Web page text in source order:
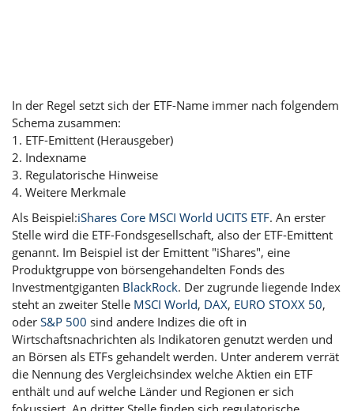
In der Regel setzt sich der ETF-Name immer nach folgendem
Schema zusammen:
1. ETF-Emittent (Herausgeber)
2. Indexname
3. Regulatorische Hinweise
4. Weitere Merkmale
Als Beispiel:iShares Core MSCI World UCITS ETF. An erster
Stelle wird die ETF-Fondsgesellschaft, also der ETF-Emittent
genannt. Im Beispiel ist der Emittent "iShares", eine
Produktgruppe von börsengehandelten Fonds des
Investmentgiganten BlackRock. Der zugrunde liegende Index
steht an zweiter Stelle MSCI World, DAX, EURO STOXX 50,
oder S&P 500 sind andere Indizes die oft in
Wirtschaftsnachrichten als Indikatoren genutzt werden und
an Börsen als ETFs gehandelt werden. Unter anderem verrät
die Nennung des Vergleichsindex welche Aktien ein ETF
enthält und auf welche Länder und Regionen er sich